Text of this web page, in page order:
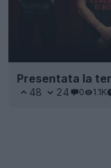
Presentata la
48 24 0 1.1K